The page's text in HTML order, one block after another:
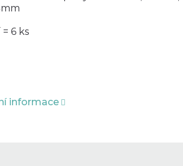
6 ks
informace